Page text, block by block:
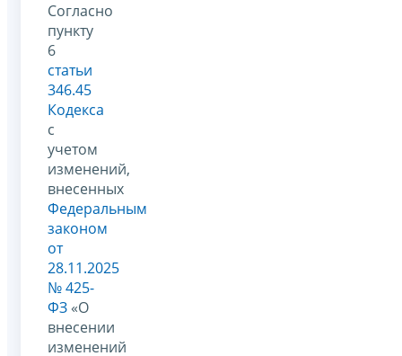
Согласно
пункту
6
статьи
346.45
Кодекса
с
учетом
изменений,
внесенных
Федеральным
законом
от
28.11.2025
№ 425-
ФЗ «О
внесении
изменений